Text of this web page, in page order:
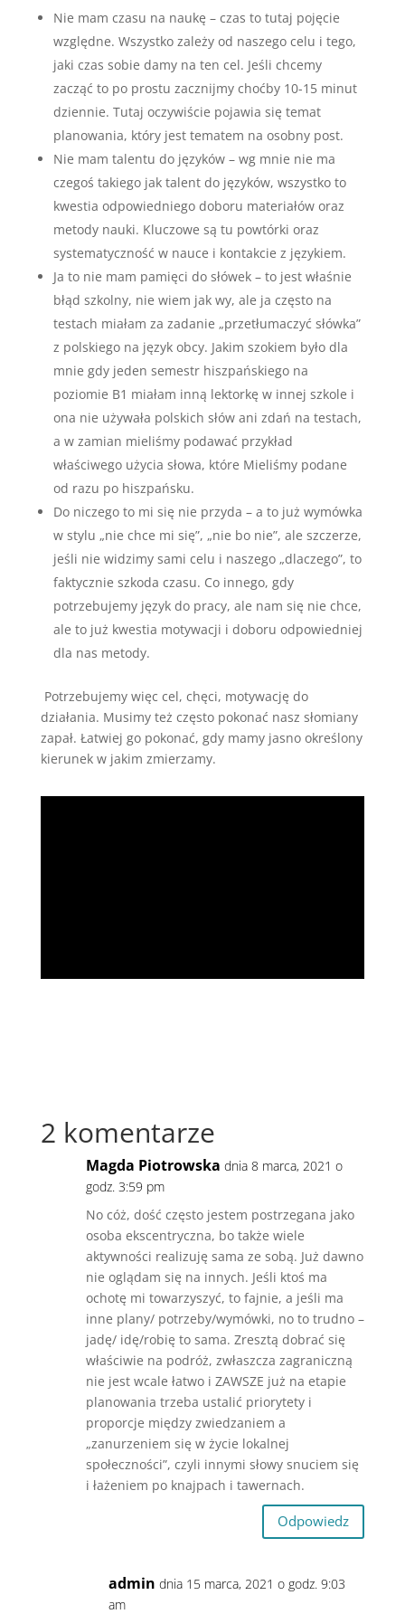
Nie mam czasu na naukę – czas to tutaj pojęcie
względne. Wszystko zależy od naszego celu i tego,
jaki czas sobie damy na ten cel. Jeśli chcemy
zacząć to po prostu zacznijmy choćby 10-15 minut
dziennie. Tutaj oczywiście pojawia się temat
planowania, który jest tematem na osobny post.
Nie mam talentu do języków – wg mnie nie ma
czegoś takiego jak talent do języków, wszystko to
kwestia odpowiedniego doboru materiałów oraz
metody nauki. Kluczowe są tu powtórki oraz
systematyczność w nauce i kontakcie z językiem.
Ja to nie mam pamięci do słówek – to jest właśnie
błąd szkolny, nie wiem jak wy, ale ja często na
testach miałam za zadanie „przetłumaczyć słówka”
z polskiego na język obcy. Jakim szokiem było dla
mnie gdy jeden semestr hiszpańskiego na
poziomie B1 miałam inną lektorkę w innej szkole i
ona nie używała polskich słów ani zdań na testach,
a w zamian mieliśmy podawać przykład
właściwego użycia słowa, które Mieliśmy podane
od razu po hiszpańsku.
Do niczego to mi się nie przyda – a to już wymówka
w stylu „nie chce mi się”, „nie bo nie”, ale szczerze,
jeśli nie widzimy sami celu i naszego „dlaczego”, to
faktycznie szkoda czasu. Co innego, gdy
potrzebujemy język do pracy, ale nam się nie chce,
ale to już kwestia motywacji i doboru odpowiedniej
dla nas metody.
Potrzebujemy więc cel, chęci, motywację do
działania. Musimy też często pokonać nasz słomiany
zapał. Łatwiej go pokonać, gdy mamy jasno określony
kierunek w jakim zmierzamy.
2 komentarze
Magda Piotrowska dnia 8 marca, 2021 o
godz. 3:59 pm
No cóż, dość często jestem postrzegana jako
osoba ekscentryczna, bo także wiele
aktywności realizuję sama ze sobą. Już dawno
nie oglądam się na innych. Jeśli ktoś ma
ochotę mi towarzyszyć, to fajnie, a jeśli ma
inne plany/ potrzeby/wymówki, no to trudno –
jadę/ idę/robię to sama. Zresztą dobrać się
właściwie na podróż, zwłaszcza zagraniczną
nie jest wcale łatwo i ZAWSZE już na etapie
planowania trzeba ustalić priorytety i
proporcje między zwiedzaniem a
„zanurzeniem się w życie lokalnej
społeczności”, czyli innymi słowy snuciem się
i łażeniem po knajpach i tawernach.
Odpowiedz
admin dnia 15 marca, 2021 o godz. 9:03
am